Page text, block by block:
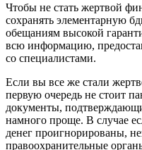
Чтобы не стать жертвой
сохранять элементарную
обещаниям высокой
всю информацию,
со специалистами.
Если вы все же стали
первую очередь не стоит
документы,
намного проще. В случае
денег проигнорированы,
правоохранительные